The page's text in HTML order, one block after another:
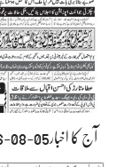
آج کا اخبار05-08-2026